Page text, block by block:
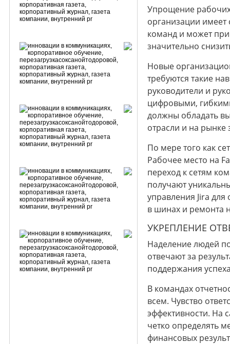
Упрощение
организации имеет
команд и может
значительно
Новые
требуются такие
руководители и
цифровыми,
должны обладать
отрасли и на рынке
По мере того как
Рабочее место на
переход к сетям
получают
управления Jira
в шинах и ремонта
УКРЕПЛЕНИЕ
Наделение людей
отвечают за
поддержания
В командах
всем. Чувство
эффективности. На
четко определять
финансовых